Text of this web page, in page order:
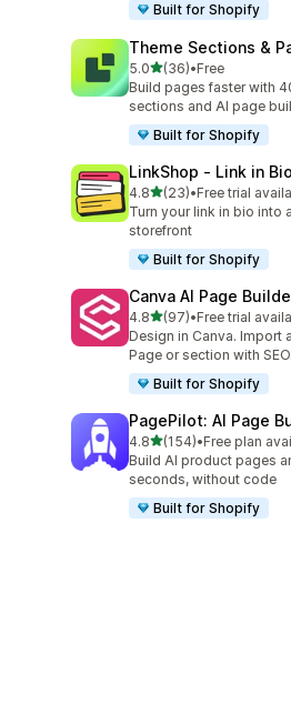
Built for Shopify
Theme Sections &
5.0เต็ม 5 ดาว
(36)
ทั้งหมด 36 รีวิว
•Free
Build pages faster with
sections and AI page
Built for Shopify
LinkShop ‑ Link in
4.8เต็ม 5 ดาว
(23)
ทั้งหมด 23 รีวิว
•Free trial
Turn your link in bio into
storefront
Built for Shopify
Canva AI Page
4.8เต็ม 5 ดาว
(97)
ทั้งหมด 97 รีวิว
•Free trial
Design in Canva. Import
Page or section with SEO.
Built for Shopify
PagePilot: AI Page
4.8เต็ม 5 ดาว
(154)
ทั้งหมด 154 รีวิว
•Free plan
Build AI product pages
seconds, without code
Built for Shopify